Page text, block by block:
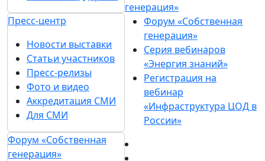
Пресс-центр
Новости выставки
Статьи участников
Пресс-релизы
Фото и видео
Аккредитация СМИ
Для СМИ
Форум «Собственная
генерация»
генерация»
Форум «Собственная
генерация»
Серия вебинаров
«Энергия знаний»
Регистрация на
вебинар
«Инфраструктура ЦОД в
России»